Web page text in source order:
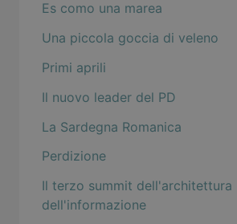
Es como una marea
Una piccola goccia di veleno
Primi aprili
Il nuovo leader del PD
La Sardegna Romanica
Perdizione
Il terzo summit dell'architettura
dell'informazione